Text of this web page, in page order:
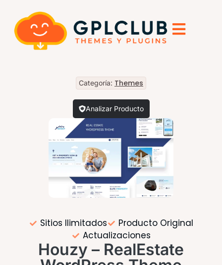
Categoría: Themes
Analizar Producto
Sitios Ilimitados
Producto Original
Actualizaciones
Houzy – RealEstate